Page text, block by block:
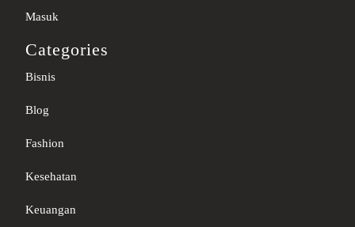
Masuk
Categories
Bisnis
Blog
Fashion
Kesehatan
Keuangan